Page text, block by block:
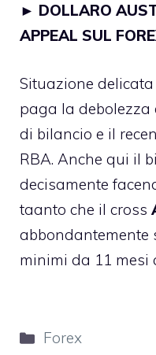
► DOLLARO
APPEAL SUL
Situazione delicata
paga la debolezza
di bilancio e il
RBA. Anche qui il
decisamente
taanto che il cross
abbondantemente
minimi da 11 mesi
Categorie
Forex